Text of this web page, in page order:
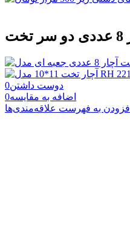
دوست داشتن0
اضافه به مقایسه0
افزودن به فهرست علاقه‌مندی‌ها